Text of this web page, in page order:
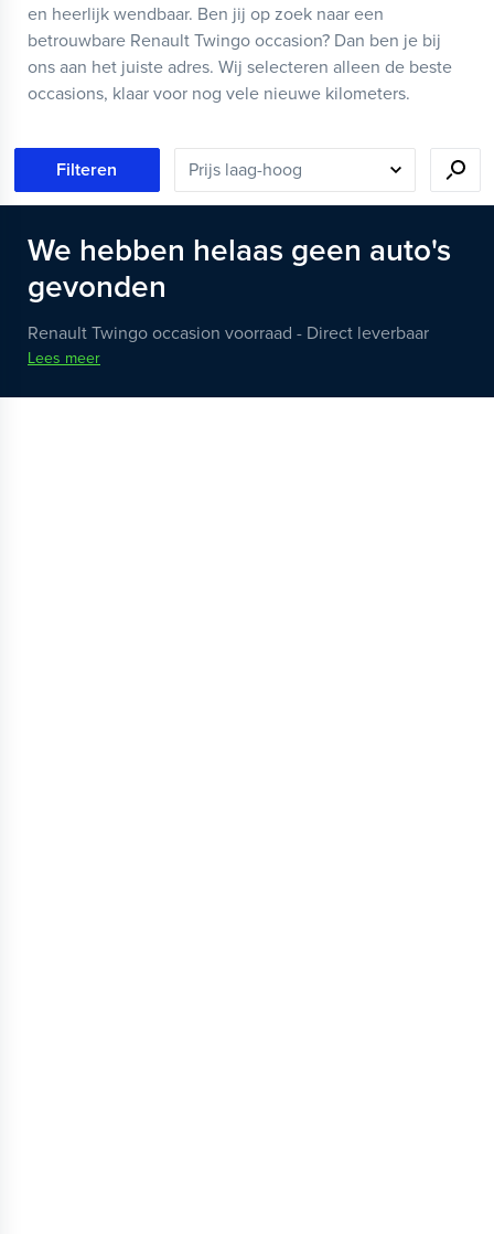
en heerlijk wendbaar. Ben jij op zoek naar een
betrouwbare Renault Twingo occasion? Dan ben je bij
ons aan het juiste adres. Wij selecteren alleen de beste
occasions, klaar voor nog vele nieuwe kilometers.
Filteren
We hebben helaas geen auto's
gevonden
Renault Twingo occasion voorraad - Direct leverbaar
Lees meer